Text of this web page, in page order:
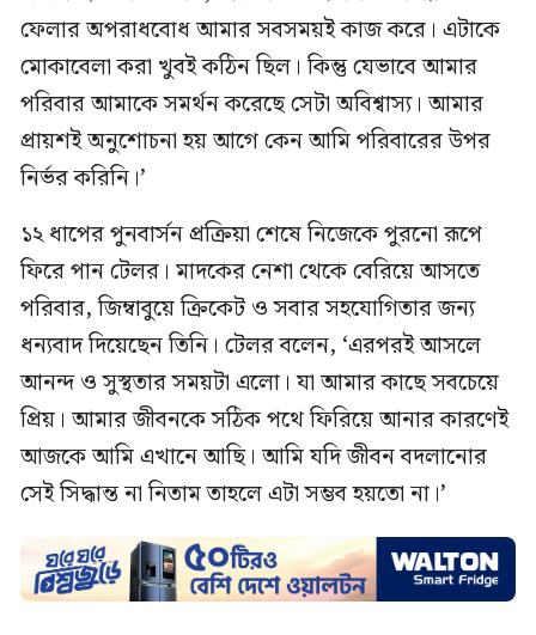
ফেলার অপরাধবোধ আমার সবসময়ই কাজ করে। এটাকে
মোকাবেলা করা খুবই কঠিন ছিল। কিন্তু যেভাবে আমার
পরিবার আমাকে সমর্থন করেছে সেটা অবিশ্বাস্য। আমার
প্রায়শই অনুশোচনা হয় আগে কেন আমি পরিবারের উপর
নির্ভর করিনি।’
১২ ধাপের পুনবার্সন প্রক্রিয়া শেষে নিজেকে পুরনো রূপে
ফিরে পান টেলর। মাদকের নেশা থেকে বেরিয়ে আসতে
পরিবার, জিম্বাবুয়ে ক্রিকেট ও সবার সহযোগিতার জন্য
ধন্যবাদ দিয়েছেন তিনি। টেলর বলেন, ‘এরপরই আসলে
আনন্দ ও সুস্থতার সময়টা এলো। যা আমার কাছে সবচেয়ে
প্রিয়। আমার জীবনকে সঠিক পথে ফিরিয়ে আনার কারণেই
আজকে আমি এখানে আছি। আমি যদি জীবন বদলানোর
সেই সিদ্ধান্ত না নিতাম তাহলে এটা সম্ভব হয়তো না।’